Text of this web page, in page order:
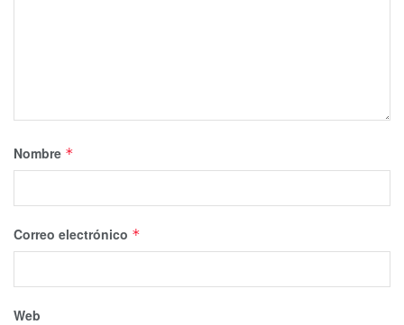
Nombre *
Correo electrónico *
Web